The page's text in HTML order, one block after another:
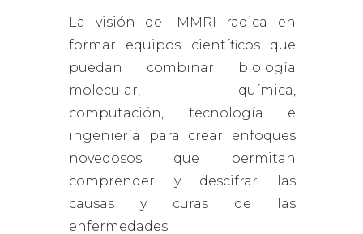
La visión del MMRI radica en
formar equipos científicos que
puedan combinar biología
molecular, química,
computación, tecnología e
ingeniería para crear enfoques
novedosos que permitan
comprender y descifrar las
causas y curas de las
enfermedades.